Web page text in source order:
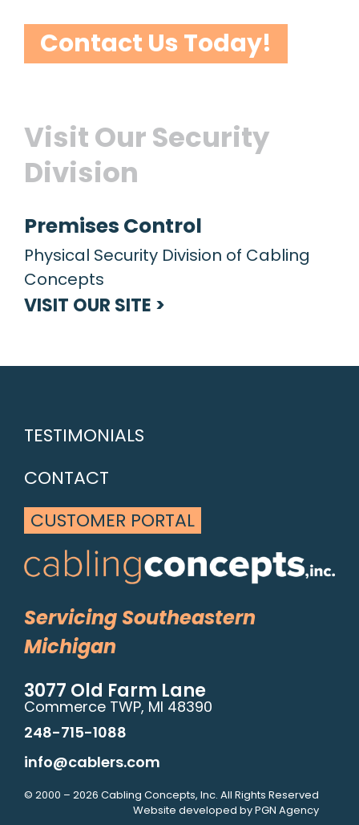
Contact Us Today!
Visit Our Security
Division
Premises Control
Physical Security Division of Cabling
Concepts
VISIT OUR SITE >
TESTIMONIALS
CONTACT
CUSTOMER PORTAL
Servicing Southeastern
Michigan
3077 Old Farm Lane
Commerce TWP, MI 48390
248-715-1088
info@cablers.com
© 2000 – 2026 Cabling Concepts, Inc. All Rights Reserved
Website developed byPGN Agency